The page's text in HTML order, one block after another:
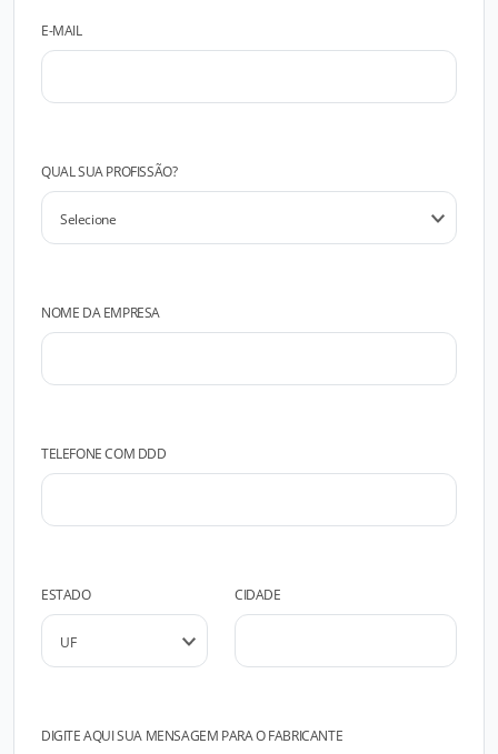
E-MAIL
QUAL SUA PROFISSÃO?
NOME DA EMPRESA
TELEFONE COM DDD
ESTADO CIDADE
DIGITE AQUI SUA MENSAGEM PARA O FABRICANTE